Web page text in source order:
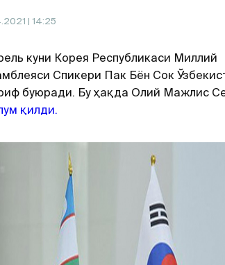
| 14:25
куни Корея Республикаси Миллий
Спикери Пак Бён Сок
буюради. Бу ҳақда Олий Мажлис
қилди.